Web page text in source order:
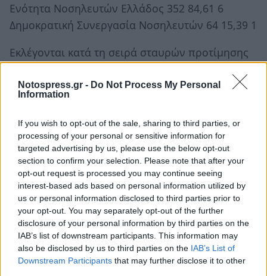
Notospress.gr - Do Not Process My Personal
Information
If you wish to opt-out of the sale, sharing to third parties, or
processing of your personal or sensitive information for
targeted advertising by us, please use the below opt-out
section to confirm your selection. Please note that after your
opt-out request is processed you may continue seeing
interest-based ads based on personal information utilized by
us or personal information disclosed to third parties prior to
your opt-out. You may separately opt-out of the further
disclosure of your personal information by third parties on the
IAB’s list of downstream participants. This information may
also be disclosed by us to third parties on the IAB’s List of
Downstream Participants that may further disclose it to other
Ενότητα Νοσηλευτών Ελλάδος 352 84,61 6
Δημοκρατική Συνεργασία Νοσηλευτών 64 15,39 1
Εκλέγονται κατά τη σειρά σταυρών προτίμησης
Από την Ενότητα Νοσηλευτών Ελλάδας:
ΟΡΦΑΝΟΣ ΝΙΚΟΣ (Γ.Ν.ΣΠΑΡΤΗΣ) 241
ΣΑΡΙΔΗ ΜΑΡΙΑ (Γ.Ν.ΚΟΡΙΝΘΟΥ) 160
ΑΡΑΠΟΣΤΑΘΗ ΚΑΝΕΛΑ(Γ.Ν.ΚΑΛΑΜΑΤΑΣ)153
ΛΕΒΕΝΤΟΓΙΑΝΝΗ ΒΑΣΙΛΙΚΗ (Γ.Ν.ΑΡΓΟΥΣ) 147
ΚΟΣΚΙΝΑΣ ΠΑΝΑΓΙΩΤΗΣ (ΙΚΑ ΤΡΙΠΟΛΗΣ) 124
ΤΖΙΤΖΙΚΟΣ ΓΕΩΡΓΙΟΣ (Γ.Ν.ΚΟΡΙΝΘΟΥ) 59
Από τη Δημοκρατική Συνεργασία
Πελοποννήσου: